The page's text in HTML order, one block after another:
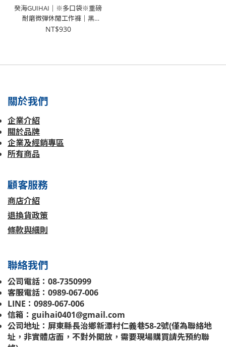
癸海GUIHAI│※多口袋※重磅
耐磨微彈休閒工作褲│黑
【DSP301】
NT$930
關於我們
企業介紹
關於品牌
企業及經銷專區
所有商品
顧客服務
商店介紹
退換貨政策
條款與細則
聯絡我們
公司電話：08-7350999
客服電話：0989-067-006
LINE：0989-067-006
信箱：guihai0401@gmail.com
公司地址：屏東縣長治鄉新潭村仁義巷58-2號(僅為聯絡地
址，非實體店面，不對外開放，需要現場購買請先預約聯